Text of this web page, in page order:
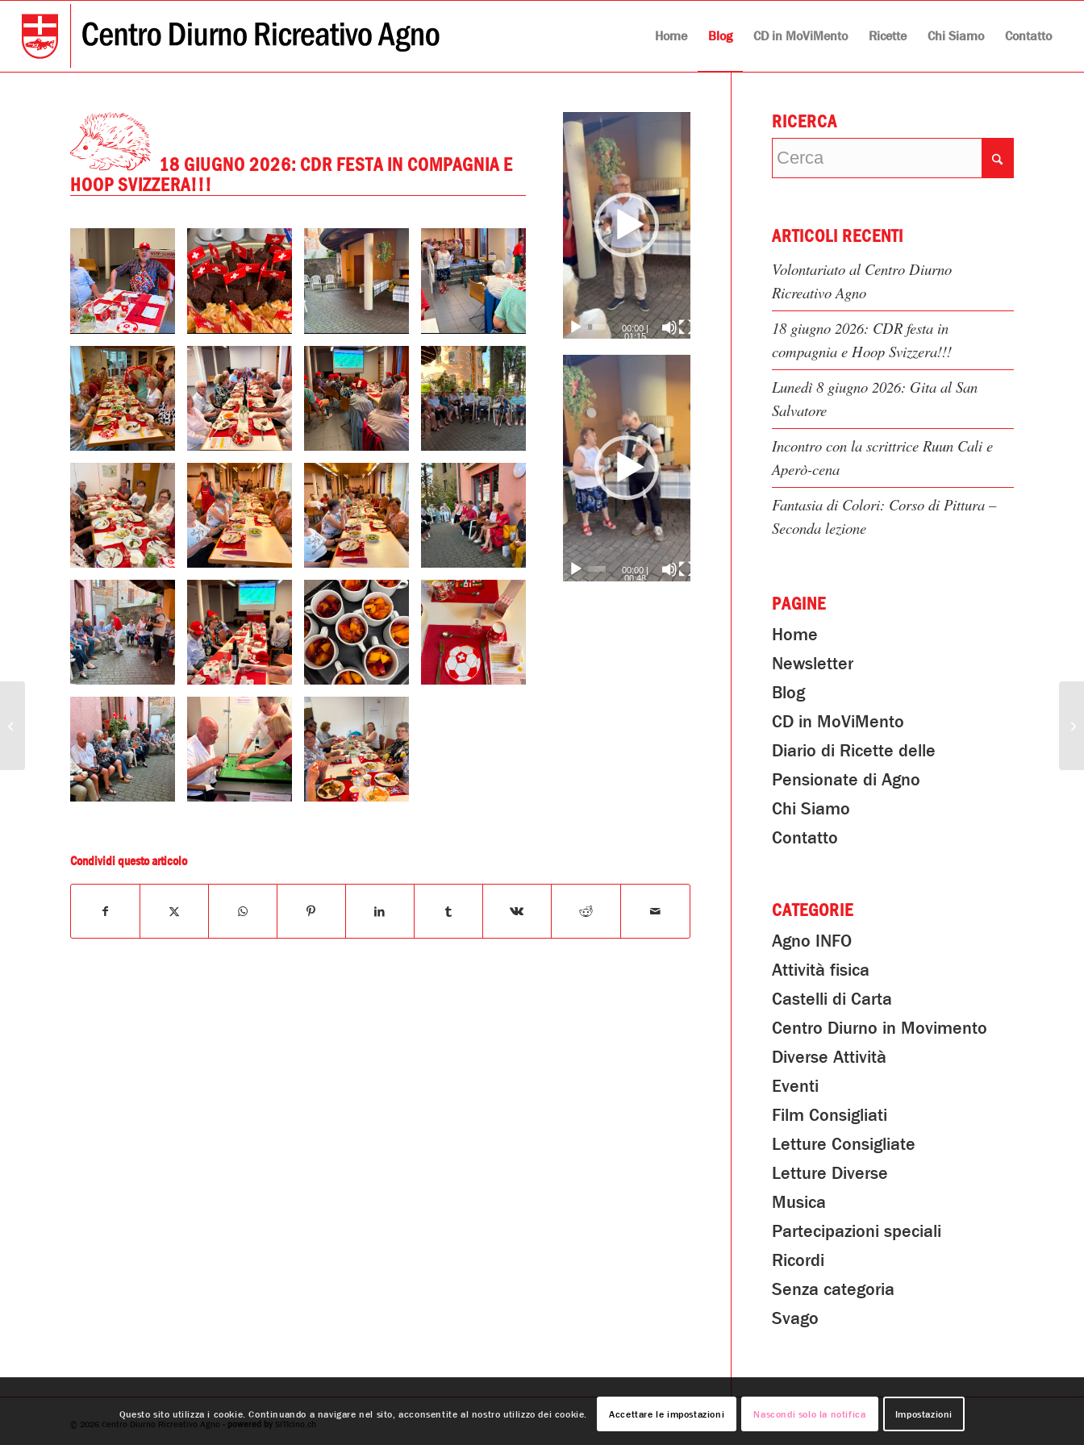
Home Blog CD in MoViMento Ricette Chi Siamo Contatto
18 GIUGNO 2026: CDR FESTA IN COMPAGNIA E
HOOP SVIZZERA!!!
00:00|
01:15
00:00|
00:48
Condividi questo articolo
RICERCA
ARTICOLI RECENTI
Volontariato al Centro Diurno
Ricreativo Agno
18 giugno 2026: CDR festa in
compagnia e Hoop Svizzera!!!
Lunedì 8 giugno 2026: Gita al San
Salvatore
Incontro con la scrittrice Ruun Cali e
Aperò-cena
Fantasia di Colori: Corso di Pittura –
Seconda lezione
PAGINE
Home
Newsletter
Blog
CD in MoViMento
Diario di Ricette delle
Pensionate di Agno
Chi Siamo
Contatto
CATEGORIE
Agno INFO
Attività fisica
Castelli di Carta
Centro Diurno in Movimento
Diverse Attività
Eventi
Film Consigliati
Letture Consigliate
Letture Diverse
Musica
Partecipazioni speciali
Ricordi
Senza categoria
Svago
© 2026 Centro Diurno Ricreativo Agno - powered by SITIcino.ch
Lunedì 8 giugno 2026:
Gita al San Salvatore
Questo sito utilizza i cookie. Continuando a navigare nel sito, acconsentite al nostro utilizzo dei cookie. Accettare le impostazioni Nascondi solo la notifica Impostazioni